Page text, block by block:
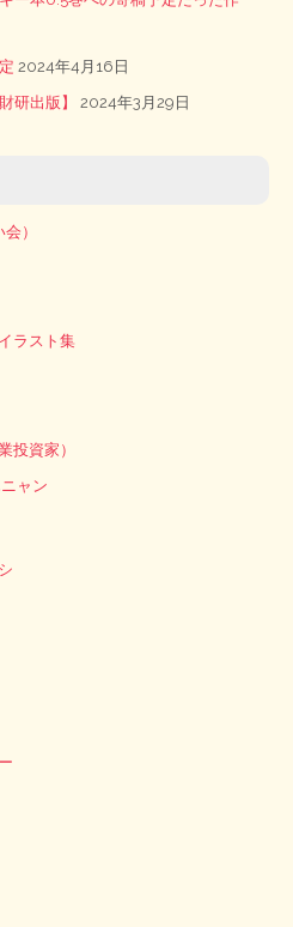
2024年4月16日
研出版】 2024年3月29日
）
ラスト集
投資家）
ャン